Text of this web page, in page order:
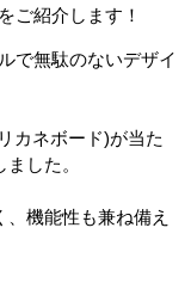
ご紹介します！
で無駄のないデザイ
カネボード)が当た
した。
機能性も兼ね備え